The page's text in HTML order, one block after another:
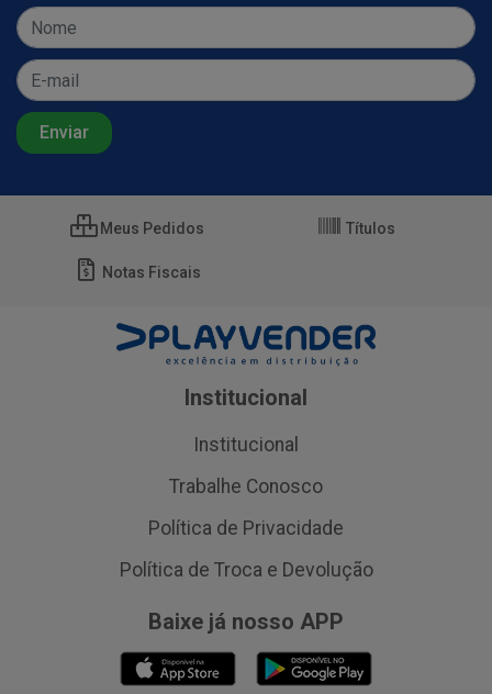
Meus Pedidos Títulos
Notas Fiscais
Institucional
Institucional
Trabalhe Conosco
Política de Privacidade
Política de Troca e Devolução
Baixe já nosso APP